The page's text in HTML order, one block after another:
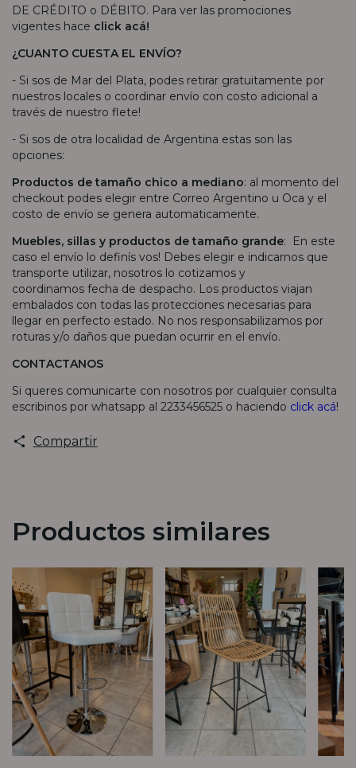
DE CRÉDITO o DÉBITO. Para ver las promociones
vigentes hace click acá!
¿CUANTO CUESTA EL ENVÍO?
- Si sos de Mar del Plata, podes retirar gratuitamente por
nuestros locales o coordinar envío con costo adicional a
través de nuestro flete!
- Si sos de otra localidad de Argentina estas son las
opciones:
Productos de tamaño chico a mediano: al momento del
checkout podes elegir entre Correo Argentino u Oca y el
costo de envío se genera automaticamente.
Muebles, sillas y productos de tamaño grande: En este
caso el envío lo definís vos! Debes elegir e indicarnos que
transporte utilizar, nosotros lo cotizamos y
coordinamos fecha de despacho. Los productos viajan
embalados con todas las protecciones necesarias para
llegar en perfecto estado. No nos responsabilizamos por
roturas y/o daños que puedan ocurrir en el envío.
CONTACTANOS
Si queres comunicarte con nosotros por cualquier consulta
escribinos por whatsapp al 2233456525 o haciendo click acá!
Compartir
Productos similares